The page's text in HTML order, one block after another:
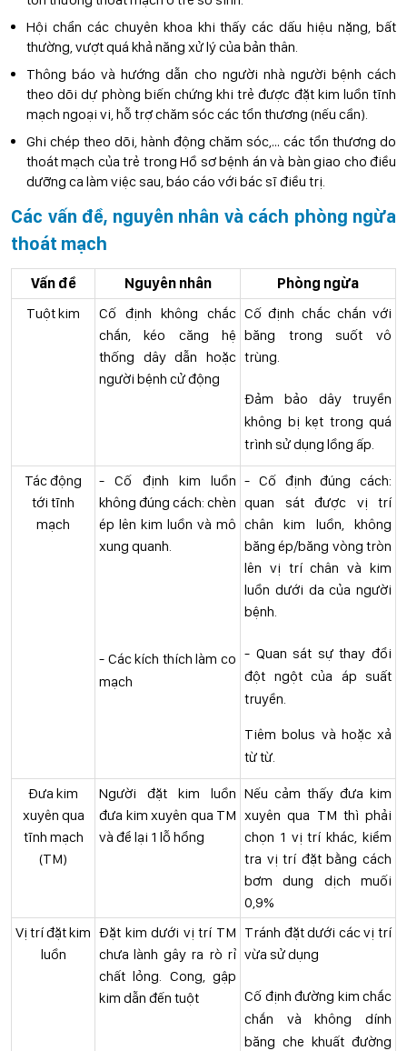
Hội chẩn các chuyên khoa khi thấy các dấu hiệu nặng, bất
thường, vượt quá khả năng xử lý của bản thân.
Thông báo và hướng dẫn cho người nhà người bệnh cách
theo dõi dự phòng biến chứng khi trẻ được đặt kim luồn tĩnh
mạch ngoại vi, hỗ trợ chăm sóc các tổn thương (nếu cần).
Ghi chép theo dõi, hành động chăm sóc,… các tổn thương do
thoát mạch của trẻ trong Hồ sơ bệnh án và bàn giao cho điều
dưỡng ca làm việc sau, báo cáo với bác sĩ điều trị.
Các vấn đề, nguyên nhân và cách phòng ngừa
thoát mạch
Vấn đề Nguyên nhân
Phòng ngừa
Tuột kim
Cố định không chắc
chắn, kéo căng hệ
thống dây dẫn hoặc
người bệnh cử động
Cố định chắc chắn với
băng trong suốt vô
trùng.
Đảm bảo dây truyền
không bị kẹt trong quá
trình sử dụng lồng ấp.
Tác động
tới tĩnh
mạch
- Cố định kim luồn
không đúng cách: chèn
ép lên kim luồn và mô
xung quanh.
- Các kích thích làm co
mạch
- Cố định đúng cách:
quan sát được vị trí
chân kim luồn, không
băng ép/băng vòng tròn
lên vị trí chân và kim
luồn dưới da của người
bệnh.
- Quan sát sự thay đổi
đột ngột của áp suất
truyền.
Tiêm bolus và hoặc xả
từ từ.
Đưa kim
xuyên qua
tĩnh mạch
(TM)
Người đặt kim luồn
đưa kim xuyên qua TM
và để lại 1 lỗ hổng
Nếu cảm thấy đưa kim
xuyên qua TM thì phải
chọn 1 vị trí khác, kiểm
tra vị trí đặt bằng cách
bơm dung dịch muối
0,9%
Vị trí đặt kim
luồn
Đặt kim dưới vị trí TM
chưa lành gây ra rò rỉ
chất lỏng. Cong, gập
kim dẫn đến tuột
Tránh đặt dưới các vị trí
vừa sử dụng
Cố định đường kim chắc
chắn và không dính
băng che khuất đường